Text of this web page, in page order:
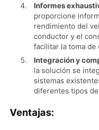
Informes
proporcione
rendimiento del
conductor y el
facilitar la toma de
Integración y
la solución se
sistemas
diferentes tipos
Ventajas: